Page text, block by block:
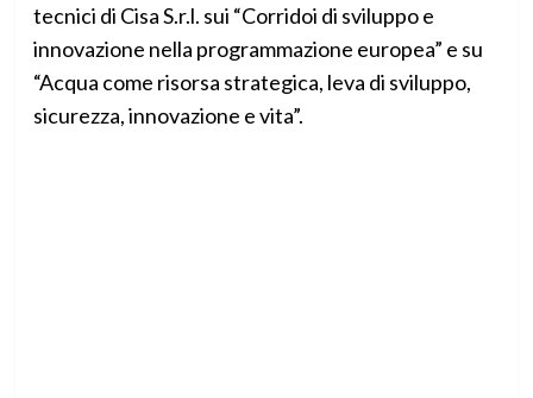
tecnici di Cisa S.r.l. sui “Corridoi di sviluppo e
innovazione nella programmazione europea” e su
“Acqua come risorsa strategica, leva di sviluppo,
sicurezza, innovazione e vita”.